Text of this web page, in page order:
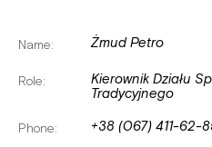
Name: Żmud Petro
Role:
Kierownik Działu
Tradycyjnego
Phone: +38 (067) 411-62-